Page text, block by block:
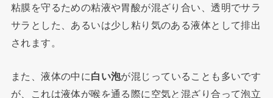
粘膜を守るための粘液や胃酸が混ざり合い、透明でサラ
サラとした、あるいは少し粘り気のある液体として排出
されます。
また、液体の中に白い泡が混じっていることも多いです
が、これは液体が喉を通る際に空気と混ざり合って泡立